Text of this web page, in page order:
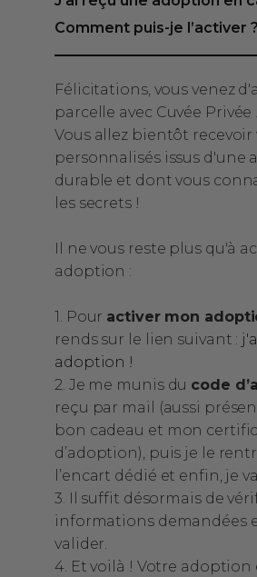
Google) In 2019 we
the company .. this
extraordinary concept ..
of service and customer
relationship which is a
excellence. We are won
highly recommend this
THANKS .
Comment puis-je l’activer ?
Félicitations, vous venez
parcelle avec Cuvée Privée !
Vous allez bientôt
personnalisés issus d'une
durable et dont vous
les secrets !
Il ne vous reste plus qu'à
adoption :
1. Pour activer mon
rends sur le lien suivant :
adoption !
2. Je me munis du code
reçu par mail (aussi
bon cadeau et mon
d’adoption), puis je le
l’encart dédié et enfin, je
3. Il suffit désormais de
informations demandées
valider.
4. Et voilà ! Votre adoption